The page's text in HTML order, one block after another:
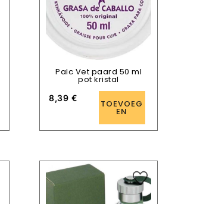
Palc Vet paard 50 ml
pot kristal
8,39 €
TOEVOEG
EN